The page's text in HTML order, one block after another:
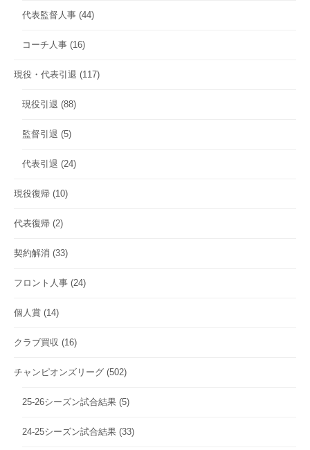
代表監督人事 (44)
コーチ人事 (16)
現役・代表引退 (117)
現役引退 (88)
監督引退 (5)
代表引退 (24)
現役復帰 (10)
代表復帰 (2)
契約解消 (33)
フロント人事 (24)
個人賞 (14)
クラブ買収 (16)
チャンピオンズリーグ (502)
25-26シーズン試合結果 (5)
24-25シーズン試合結果 (33)